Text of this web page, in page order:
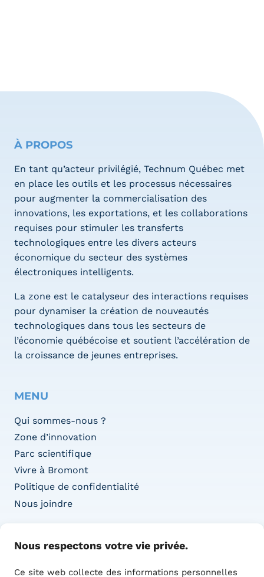
Nous respectons votre vie privée.
Ce site web collecte des informations personnelles
À PROPOS
En tant qu’acteur privilégié, Technum Québec met
en place les outils et les processus nécessaires
pour augmenter la commercialisation des
innovations, les exportations, et les collaborations
requises pour stimuler les transferts
technologiques entre les divers acteurs
économique du secteur des systèmes
électroniques intelligents.
La zone est le catalyseur des interactions requises
pour dynamiser la création de nouveautés
technologiques dans tous les secteurs de
l’économie québécoise et soutient l’accélération de
la croissance de jeunes entreprises.
MENU
Qui sommes-nous ?
Zone d’innovation
Parc scientifique
Vivre à Bromont
Politique de confidentialité
Nous joindre
1415 Boul. de l’Innovation,